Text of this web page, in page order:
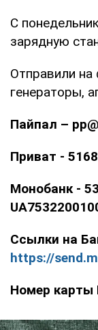
С
зарядную
Отправили на
генераторы,
Пайпал –
Приват -
Монобанк -
Ссылки на
https://
Номер карты